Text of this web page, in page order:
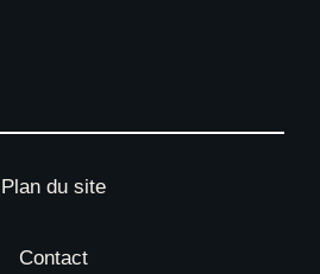
Plan du site
Contact